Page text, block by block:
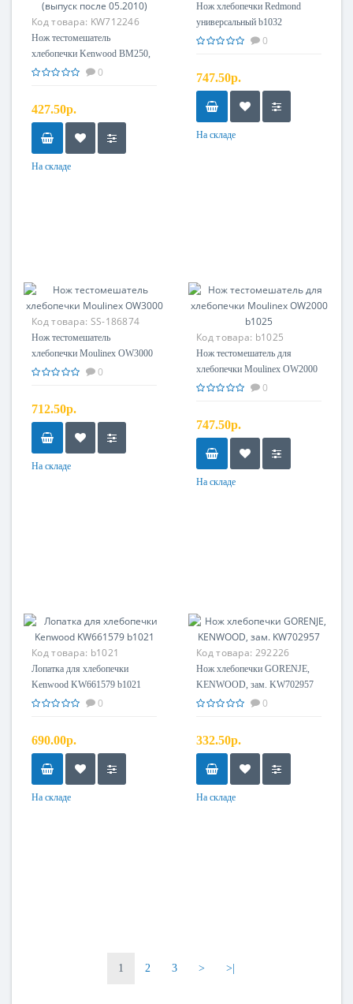
Код товара: KW712246
Нож тестомешатель
хлебопечки Kenwood BM250,
BM256, BM350, BM450
0
427.50р.
На складе
Нож хлебопечки Redmond
универсальный b1032
0
747.50р.
На складе
Код товара: SS-186874
Нож тестомешатель
хлебопечки Moulinex OW3000
0
712.50р.
На складе
Код товара: b1025
Нож тестомешатель для
хлебопечки Moulinex OW2000
b1025
0
747.50р.
На складе
Код товара: b1021
Лопатка для хлебопечки
Kenwood KW661579 b1021
0
690.00р.
На складе
Код товара: 292226
Нож хлебопечки GORENJE,
KENWOOD, зам. KW702957
0
332.50р.
На складе
1 2 3 > >|